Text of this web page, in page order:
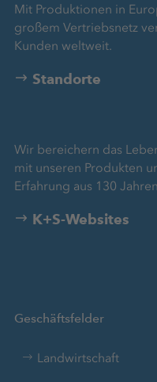
Mit Produktionen in
großem Vertriebsnetz
Kunden weltweit.
Standorte
Wir bereichern das
mit unseren Produkten
Erfahrung aus 130
K+S-Websites
Geschäftsfelder
Landwirtschaft